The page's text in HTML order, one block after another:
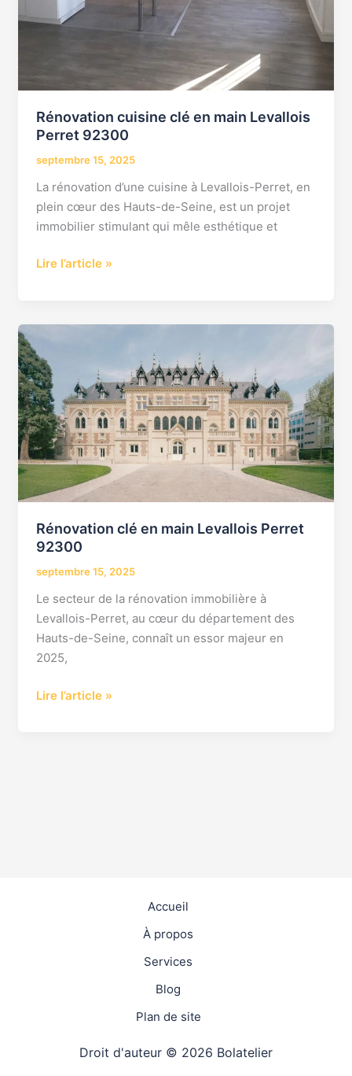
Rénovation cuisine clé en main Levallois
Perret 92300
septembre 15, 2025
La rénovation d’une cuisine à Levallois-Perret, en
plein cœur des Hauts-de-Seine, est un projet
immobilier stimulant qui mêle esthétique et
Lire l’article »
Rénovation clé en main Levallois Perret
92300
septembre 15, 2025
Le secteur de la rénovation immobilière à
Levallois-Perret, au cœur du département des
Hauts-de-Seine, connaît un essor majeur en
2025,
clé
en
main
Levallois
Perret
92300
Lire l’article »
Accueil
À propos
Services
Blog
Plan de site
Droit d'auteur © 2026 Bolatelier